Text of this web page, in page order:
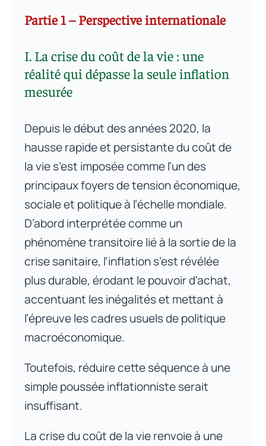
Partie 1 – Perspective internationale
I. La crise du coût de la vie : une
réalité qui dépasse la seule inflation
mesurée
Depuis le début des années 2020, la
hausse rapide et persistante du coût de
la vie s’est imposée comme l’un des
principaux foyers de tension économique,
sociale et politique à l’échelle mondiale.
D’abord interprétée comme un
phénomène transitoire lié à la sortie de la
crise sanitaire, l’inflation s’est révélée
plus durable, érodant le pouvoir d’achat,
accentuant les inégalités et mettant à
l’épreuve les cadres usuels de politique
macroéconomique.
Toutefois, réduire cette séquence à une
simple poussée inflationniste serait
insuffisant.
La crise du coût de la vie renvoie à une